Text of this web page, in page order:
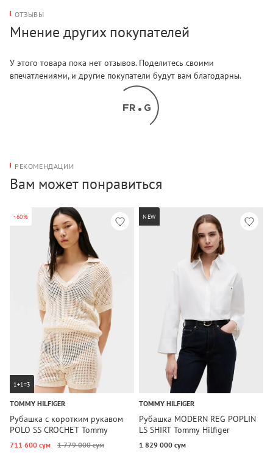
ОТЗЫВЫ
Мнение других покупателей
У этого товара пока нет отзывов. Поделитесь своими
впечатлениями, и другие покупатели будут вам благодарны.
РЕКОМЕНДАЦИИ
Вам может понравиться
-60%
1+1=3
TOMMY HILFIGER
Рубашка с коротким рукавом
POLO SS CROCHET Tommy
Hilfiger
711 600 сум 1 779 000 сум
NEW
TOMMY HILFIGER
Рубашка MODERN REG POPLIN
LS SHIRT Tommy Hilfiger
1 829 000 сум